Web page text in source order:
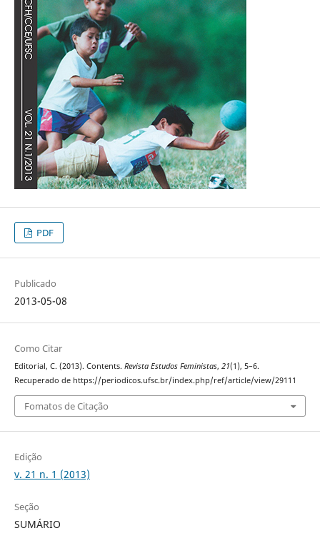
PDF
Publicado
2013-05-08
Como Citar
Editorial, C. (2013). Contents. Revista Estudos Feministas, 21(1), 5–6.
Recuperado de https://periodicos.ufsc.br/index.php/ref/article/view/29111
Fomatos de Citação
Edição
v. 21 n. 1 (2013)
Seção
SUMÁRIO